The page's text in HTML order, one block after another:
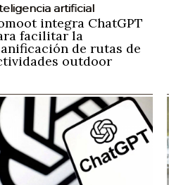
artificial
integra ChatGPT
facilitar la
de rutas de
outdoor